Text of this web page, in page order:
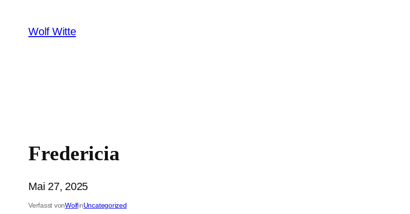
Inhalt
springen
Wolf Witte
Fredericia
Mai 27, 2025
Verfasst vonWolfinUncategorized